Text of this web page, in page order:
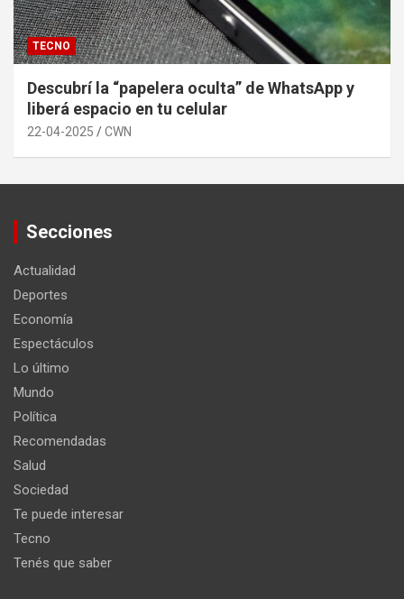
TECNO
Descubrí la “papelera oculta” de WhatsApp y
liberá espacio en tu celular
22-04-2025 CWN
Secciones
Actualidad
Deportes
Economía
Espectáculos
Lo último
Mundo
Política
Recomendadas
Salud
Sociedad
Te puede interesar
Tecno
Tenés que saber